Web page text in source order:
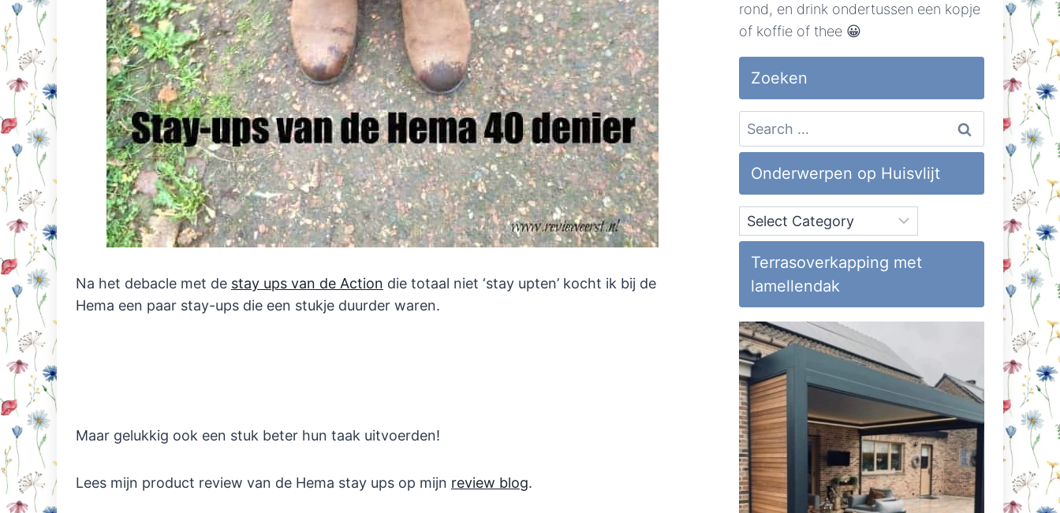
Na het debacle met de stay ups van de Action die totaal niet ‘stay upten’ kocht ik bij de
Hema een paar stay-ups die een stukje duurder waren.
Maar gelukkig ook een stuk beter hun taak uitvoerden!
Lees mijn product review van de Hema stay ups op mijn review blog.
rond, en drink ondertussen een kopje
of koffie of thee 😀
Zoeken
Search
for:
Onderwerpen op Huisvlijt
Onderwerpen
op
Huisvlijt
Terrasoverkapping met
lamellendak